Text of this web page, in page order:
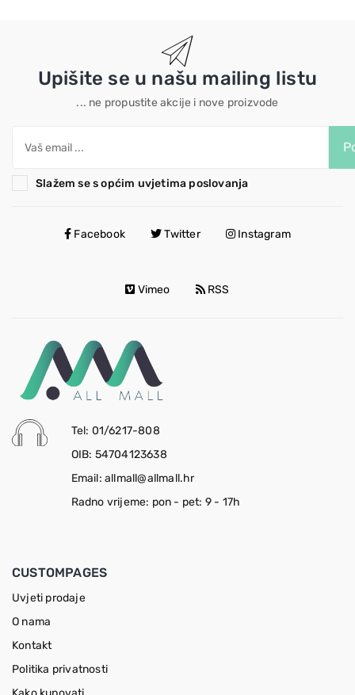
Upišite se u našu mailing listu
... ne propustite akcije i nove proizvode
Slažem se s općim uvjetima poslovanja
Facebook Twitter Instagram
Vimeo RSS
Tel: 01/6217-808
OIB: 54704123638
Email: allmall@allmall.hr
Radno vrijeme: pon - pet: 9 - 17h
CUSTOMPAGES
Uvjeti prodaje
O nama
Kontakt
Politika privatnosti